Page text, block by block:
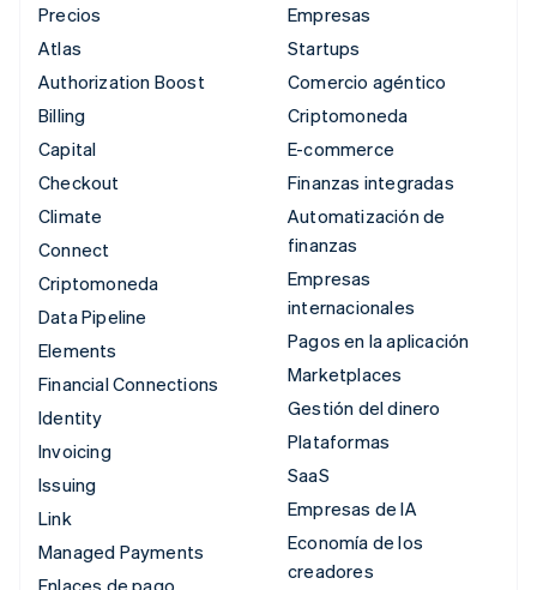
Precios
Atlas
Authorization Boost
Billing
Capital
Checkout
Climate
Connect
Criptomoneda
Data Pipeline
Elements
Financial Connections
Identity
Invoicing
Issuing
Link
Managed Payments
Enlaces de pago
Empresas
Startups
Comercio agéntico
Criptomoneda
E-commerce
Finanzas integradas
Automatización de
finanzas
Empresas
internacionales
Pagos en la aplicación
Marketplaces
Gestión del dinero
Plataformas
SaaS
Empresas de IA
Economía de los
creadores